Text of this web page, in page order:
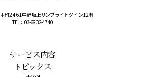
町2-46-1中野坂上サンブライトツイン 12階
TEL：03-6832-4740
サービス内容
トピックス